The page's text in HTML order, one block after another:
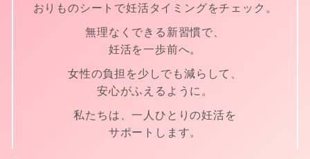
おりものシートで妊活タイミングをチェック。
無理なくできる新習慣で、
妊活を一歩前へ。
女性の負担を少しでも減らして、
安心がふえるように。
私たちは、一人ひとりの妊活を
サポートします。